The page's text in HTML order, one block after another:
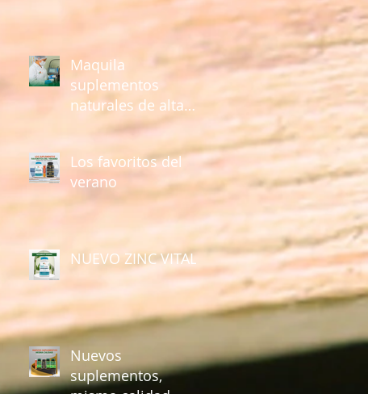
Maquila
suplementos
naturales de alta
calidad con Fuente
Los favoritos del
verano
NUEVO ZINC VITAL
Nuevos
suplementos,